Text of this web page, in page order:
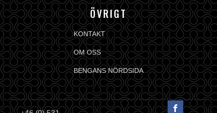
ÖVRIGT
KONTAKT
OM OSS
BENGANS NÖRDSIDA